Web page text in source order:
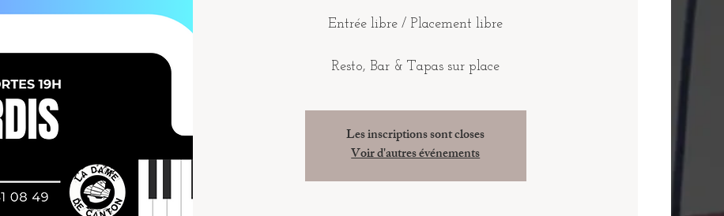
Entrée libre / Placement libre
Resto, Bar & Tapas sur place
Les inscriptions sont closes
Voir d'autres événements